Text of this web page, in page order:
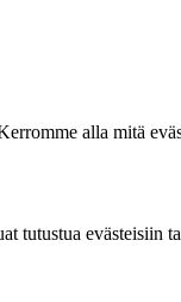
alla mitä
tutustua evästeisiin